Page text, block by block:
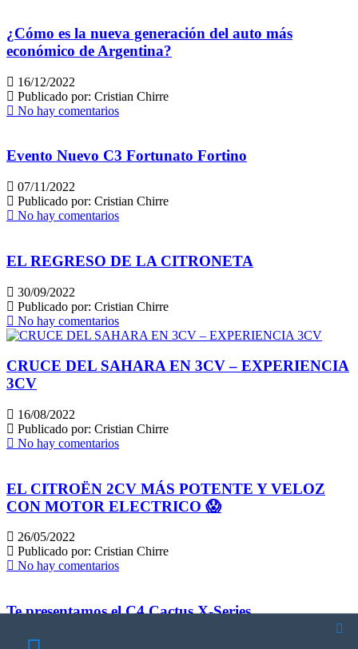
¿Cómo es la nueva generación del auto más
económico de Argentina?
16/12/2022
Publicado por: Cristian Chirre
No hay comentarios
Evento Nuevo C3 Fortunato Fortino
07/11/2022
Publicado por: Cristian Chirre
No hay comentarios
EL REGRESO DE LA CITRONETA
30/09/2022
Publicado por: Cristian Chirre
No hay comentarios
CRUCE DEL SAHARA EN 3CV – EXPERIENCIA
3CV
16/08/2022
Publicado por: Cristian Chirre
No hay comentarios
EL CITROËN 2CV MÁS POTENTE Y VELOZ
CON MOTOR ELECTRICO 😱
26/05/2022
Publicado por: Cristian Chirre
No hay comentarios
Te presentamos el C4 Cactus X-Series
01/11/2021